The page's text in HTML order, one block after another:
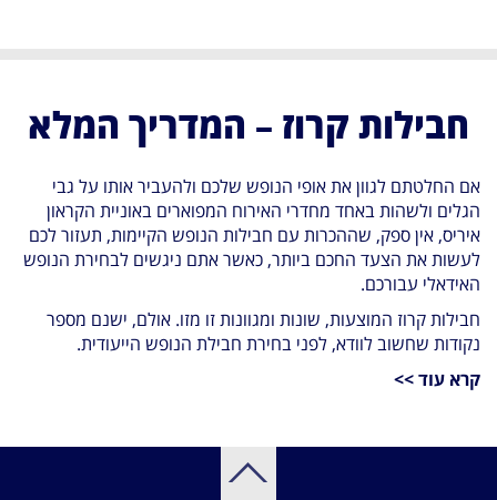
חבילות קרוז – המדריך המלא
אם החלטתם לגוון את אופי הנופש שלכם ולהעביר אותו על גבי
הגלים ולשהות באחד מחדרי האירוח המפוארים באוניית הקראון
איריס, אין ספק, שההכרות עם חבילות הנופש הקיימות, תעזור לכם
לעשות את הצעד החכם ביותר, כאשר אתם ניגשים לבחירת הנופש
האידאלי עבורכם.
חבילות קרוז המוצעות, שונות ומגוונות זו מזו. אולם, ישנם מספר
נקודות שחשוב לוודא, לפני בחירת חבילת הנופש הייעודית.
קרא עוד >>